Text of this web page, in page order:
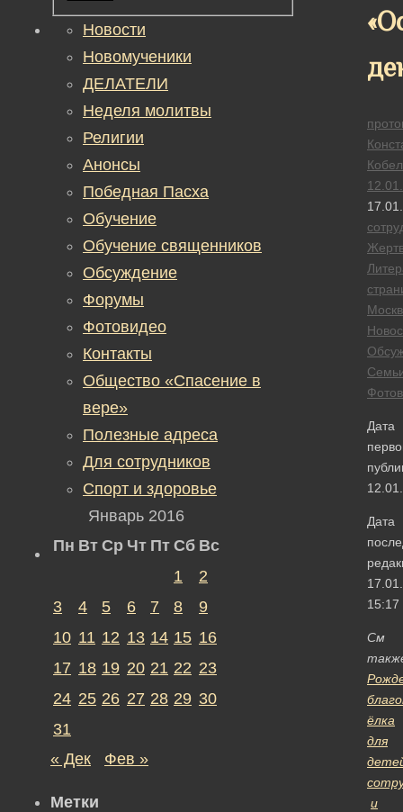
Дата
Дата
15:17
См
ёлка
для
и
Новости
Новомученики
ДЕЛАТЕЛИ
Неделя молитвы
Религии
Анонсы
Победная Пасха
Обучение
Обучение священников
Обсуждение
Форумы
Фотовидео
Контакты
Общество «Спасение в
вере»
Полезные адреса
Для сотрудников
Спорт и здоровье
Январь 2016
Пн Вт Ср Чт Пт Сб Вс
1
2
3
4 5 6 7 8
9
10 11 12 13 14 15 16
17 18 19 20 21 22 23
24 25 26 27 28 29 30
31
« Дек
Фев »
Метки